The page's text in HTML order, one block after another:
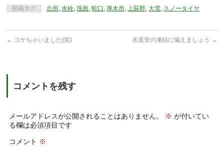
投稿タグ 台所,水栓,洗面,蛇口 , 厚木市,上荻野, 大雪, スノータイヤ
← コケちゃいました(笑) 水道管の凍結に備えましょう →
コメントを残す
メールアドレスが公開されることはありません。 ※ が付いてい
る欄は必須項目です
コメント ※